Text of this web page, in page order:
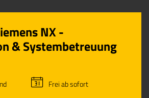
NX -
& Systembetreuung
Frei ab sofort